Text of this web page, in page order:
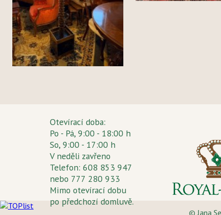
Otevírací doba:
Po - Pá, 9:00 - 18:00 h
So, 9:00 - 17:00 h
V neděli zavřeno
Telefon: 608 853 947
nebo 777 280 933
Mimo otevírací dobu
po předchozí domluvě.
© Jana